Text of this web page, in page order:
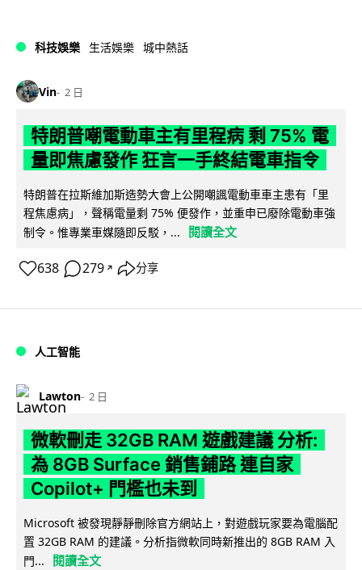
科技娛樂 生活娛樂 城中熱話
Vin 2 日
特朗普嘲電動車主有里程病 剩 75% 電
量即焦慮發作 狂言一手終結電車指令
特朗普在拉斯維加斯造勢大會上公開嘲諷電動車車主患有「里
程焦慮病」，聲稱電量剩 75% 便發作，並重申已廢除電動車強
制令。惟專業車媒隨即反駁，...
閱讀全文
638 279 ↗ 分享
人工智能
Lawton 2 日
微軟刪走 32GB RAM 遊戲建議 分析:
為 8GB Surface 銷售鋪路 連自家
Copilot+ 門檻也未到
Microsoft 被發現靜靜刪除官方網站上，對遊戲玩家要為電腦配
置 32GB RAM 的建議。分析指微軟同時新推出的 8GB RAM 入
門...
閱讀全文